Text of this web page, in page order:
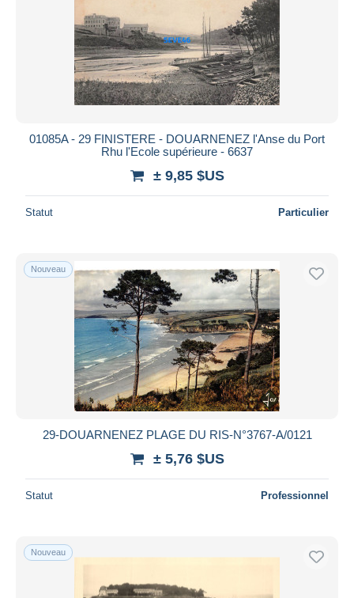
01085A - 29 FINISTERE - DOUARNENEZ l'Anse du Port
Rhu l'Ecole supérieure - 6637
± 9,85 $US
Statut Particulier
Nouveau
29-DOUARNENEZ PLAGE DU RIS-N°3767-A/0121
± 5,76 $US
Statut Professionnel
Nouveau